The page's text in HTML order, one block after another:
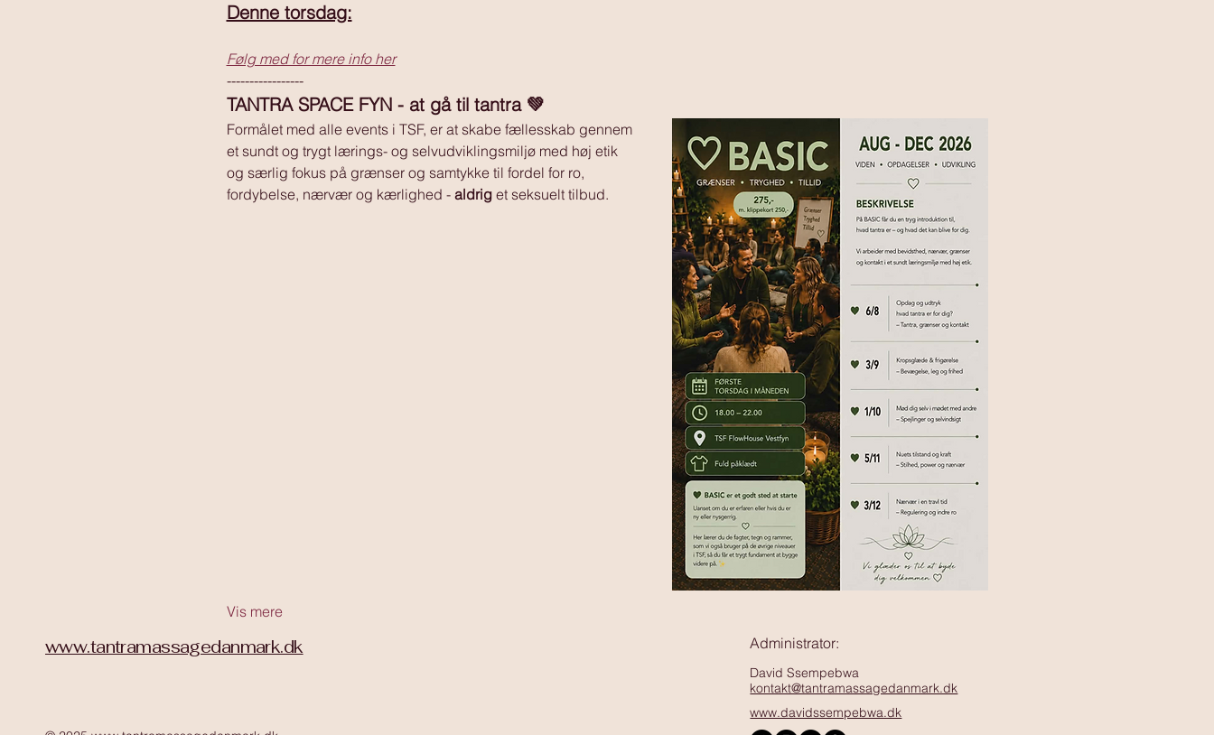
Denne torsdag:
Følg med for mere info her
-----------------
TANTRA SPACE FYN - at gå til tantra 💚
Formålet med alle events i TSF, er at skabe fællesskab gennem
et sundt og trygt lærings- og selvudviklingsmiljø med høj etik
og særlig fokus på grænser og samtykke til fordel for ro,
fordybelse, nærvær og kærlighed - aldrig et seksuelt tilbud.
Vis mere
www.tantramassagedanmark.dk Administrator:
David Ssempebwa
kontakt@tantramassagedanmark.dk
www.davidssempebwa.dk